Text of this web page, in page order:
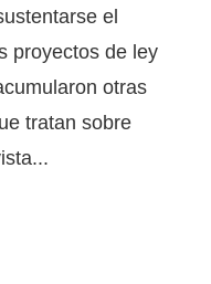
el
proyectos de ley
otras
tratan sobre